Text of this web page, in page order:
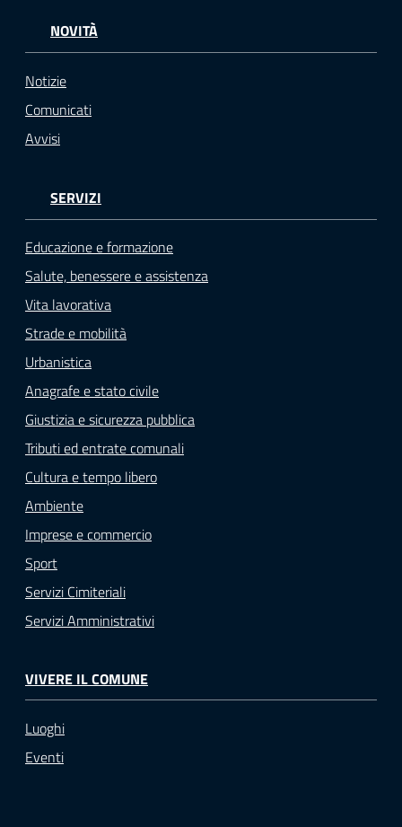
NOVITÀ
Notizie
Comunicati
Avvisi
SERVIZI
Educazione e formazione
Salute, benessere e assistenza
Vita lavorativa
Strade e mobilità
Urbanistica
Anagrafe e stato civile
Giustizia e sicurezza pubblica
Tributi ed entrate comunali
Cultura e tempo libero
Ambiente
Imprese e commercio
Sport
Servizi Cimiteriali
Servizi Amministrativi
VIVERE IL COMUNE
Luoghi
Eventi